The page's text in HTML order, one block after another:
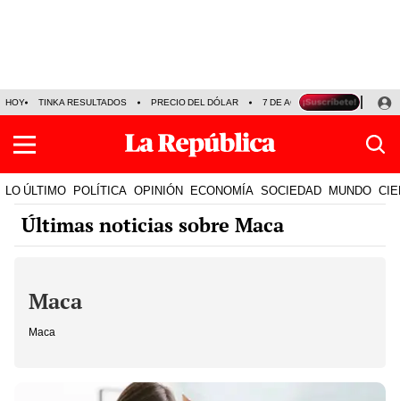
HOY TINKA RESULTADOS PRECIO DEL DÓLAR 7 DE AGOSTO OLLANTA
LO ÚLTIMO POLÍTICA OPINIÓN ECONOMÍA SOCIEDAD MUNDO
Últimas noticias sobre Maca
Maca
Maca